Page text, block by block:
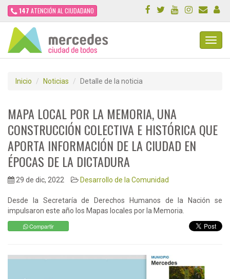
147 ATENCIÓN AL CIUDADANO
Inicio Noticias Detalle de la noticia
MAPA LOCAL POR LA MEMORIA, UNA
CONSTRUCCIÓN COLECTIVA E HISTÓRICA QUE
APORTA INFORMACIÓN DE LA CIUDAD EN
ÉPOCAS DE LA DICTADURA
29 de dic, 2022 Desarrollo de la Comunidad
Desde la Secretaría de Derechos Humanos de la Nación se
impulsaron este año los Mapas locales por la Memoria.
Compartir